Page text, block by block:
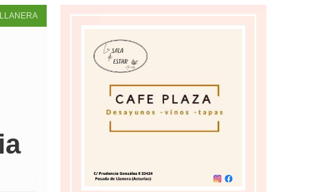
LLANERA